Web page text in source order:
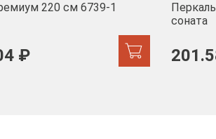
220 см 6739-1
₽
соната